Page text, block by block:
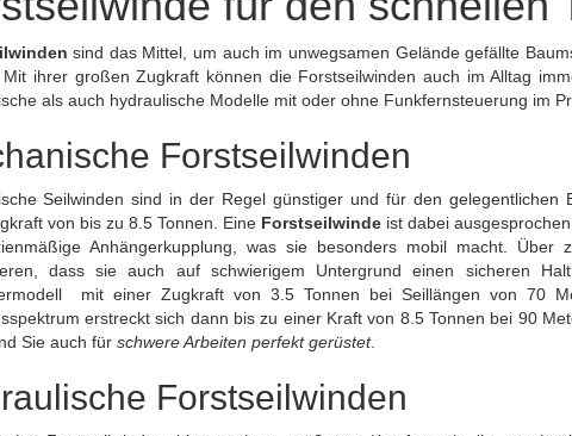
sind das Mittel, um auch im unwegsamen Gelände gefällte
Mit ihrer großen Zugkraft können die Forstseilwinden auch im Alltag
als auch hydraulische Modelle mit oder ohne Funkfernsteuerung im
Forstseilwinden
Seilwinden sind in der Regel günstiger und für den gelegentlichen
von bis zu 8.5 Tonnen. Eine Forstseilwinde ist dabei
Anhängerkupplung, was sie besonders mobil macht.
dass sie auch auf schwierigem Untergrund einen sicheren
mit einer Zugkraft von 3.5 Tonnen bei Seillängen von 70
erstreckt sich dann bis zu einer Kraft von 8.5 Tonnen bei 90
Sie auch für schwere Arbeiten perfekt gerüstet.
Forstseilwinden